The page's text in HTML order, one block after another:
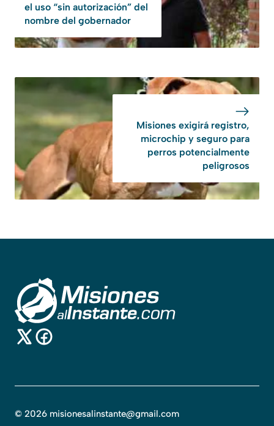
el uso “sin autorización” del
nombre del gobernador
Misiones exigirá registro,
microchip y seguro para
perros potencialmente
peligrosos
© 2026 misionesalinstante@gmail.com